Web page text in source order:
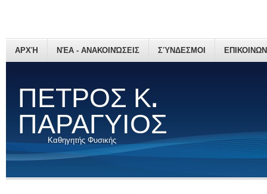
ΠΕΤΡΟΣ Κ.
ΠΑΡΑΓΥΙΟΣ
Καθηγητής Φυσικής
ΑΡΧΉ ΝΈΑ - ΑΝΑΚΟΙΝΏΣΕΙΣ ΣΎΝΔΕΣΜΟΙ